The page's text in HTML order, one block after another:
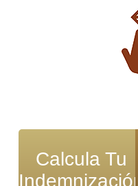
Calcula Tu
Indemnización